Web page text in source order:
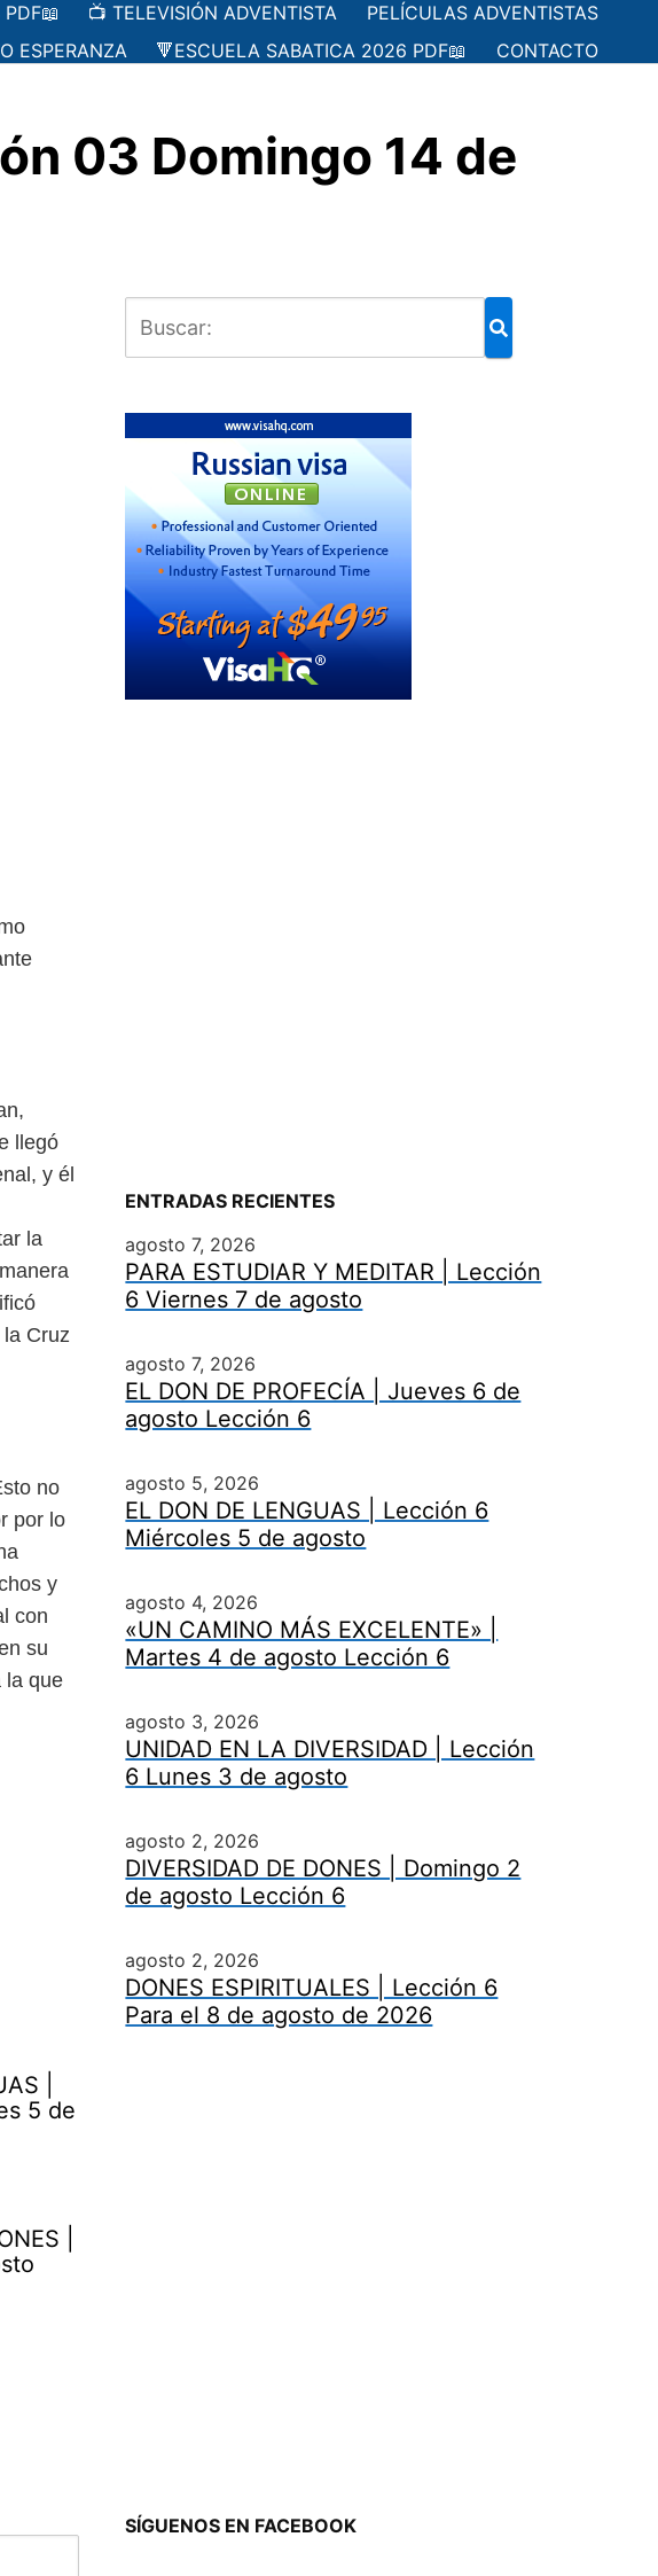
📺 TELEVISIÓN ADVENTISTA
PELÍCULAS ADVENTISTAS
ESPERANZA
🔻ESCUELA SABATICA 2026 PDF📖 CONTACTO
03 Domingo 14 de
llegó
y él
la
Cruz
no
por lo
y
con
su
la que
|
5 de
|
ENTRADAS RECIENTES
agosto 7, 2026
PARA ESTUDIAR Y MEDITAR | Lección
6 Viernes 7 de agosto
agosto 7, 2026
EL DON DE PROFECÍA | Jueves 6 de
agosto Lección 6
agosto 5, 2026
EL DON DE LENGUAS | Lección 6
Miércoles 5 de agosto
agosto 4, 2026
«UN CAMINO MÁS EXCELENTE» |
Martes 4 de agosto Lección 6
agosto 3, 2026
UNIDAD EN LA DIVERSIDAD | Lección
6 Lunes 3 de agosto
agosto 2, 2026
DIVERSIDAD DE DONES | Domingo 2
de agosto Lección 6
agosto 2, 2026
DONES ESPIRITUALES | Lección 6
Para el 8 de agosto de 2026
SÍGUENOS EN FACEBOOK